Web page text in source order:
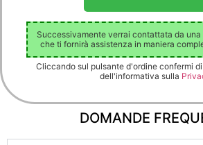
Successivamente verrai contattata da
che ti fornirà assistenza in maniera
Cliccando sul pulsante d'ordine confermi
dell'informativa sulla
DOMANDE